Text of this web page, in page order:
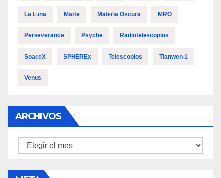
La Luna Marte Materia Oscura MRO
Perseverance Psyche Radiotelescopios
SpaceX SPHEREx Telescopios Tianwen-1
Venus
ARCHIVOS
Archivos